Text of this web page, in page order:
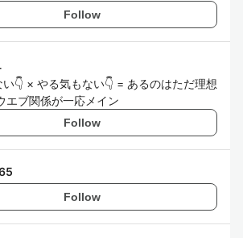
Follow
👇 × やる気もない👇 = あるのはただ理想
エブ関係が一応メイン
Follow
Follow